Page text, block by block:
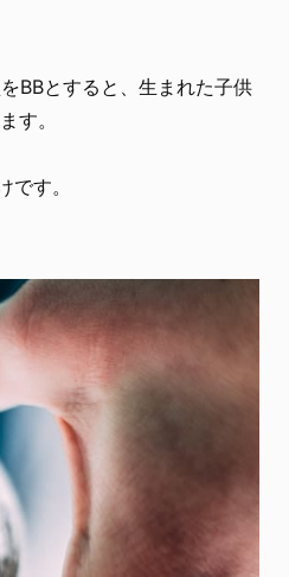
BBとすると、生まれた子供
す。
す。